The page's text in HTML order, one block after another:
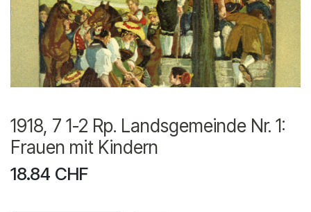
1918, 7 1-2 Rp. Landsgemeinde Nr. 1:
Frauen mit Kindern
18.84 CHF